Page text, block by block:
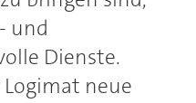
und
Dienste.
Logimat neue